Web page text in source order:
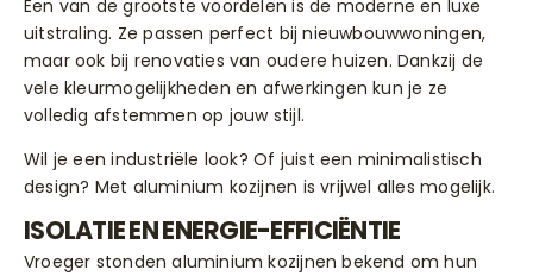
Een van de grootste voordelen is de moderne en luxe
uitstraling. Ze passen perfect bij nieuwbouwwoningen,
maar ook bij renovaties van oudere huizen. Dankzij de
vele kleurmogelijkheden en afwerkingen kun je ze
volledig afstemmen op jouw stijl.
Wil je een industriële look? Of juist een minimalistisch
design? Met aluminium kozijnen is vrijwel alles mogelijk.
ISOLATIE EN ENERGIE-EFFICIËNTIE
Vroeger stonden aluminium kozijnen bekend om hun